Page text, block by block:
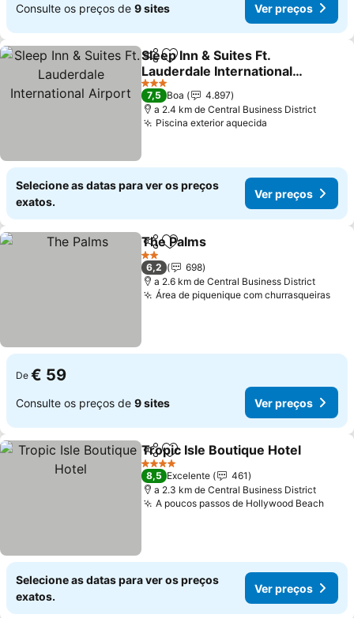
Consulte os preços de 9 sites Ver preços
PartilharAdicionar aos favoritos
Sleep Inn & Suites Ft.
Lauderdale International
Airport
Ver preços
3 Estrelas
7,5 Boa
4.897
a 2.4 km de Central Business District
Piscina exterior aquecida
Selecione as datas para ver os preços
exatos.
Ver preços
PartilharAdicionar aos favoritos
The Palms
2 Estrelas
6,2
698
a 2.6 km de Central Business District
Área de piquenique com churrasqueirasVer
De € 59
Consulte os preços de 9 sites Ver preços
PartilharAdicionar aos favoritos
Tropic Isle Boutique Hotel
4 Estrelas
8,5 Excelente
461
a 2.3 km de Central Business District
A poucos passos de Hollywood BeachVer
Selecione as datas para ver os preços
exatos.
Ver preços